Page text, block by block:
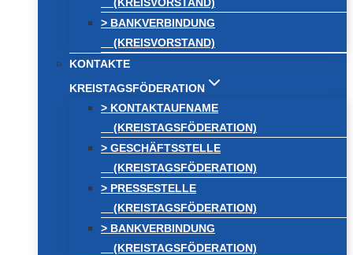
> BANKVERBINDUNG
(KREISVORSTAND)
KONTAKTE
KREISTAGSFÖDERATION
> KONTAKTAUFNAME
(KREISTAGSFÖDERATION)
> GESCHÄFTSSTELLE
(KREISTAGSFÖDERATION)
> PRESSESTELLE
(KREISTAGSFÖDERATION)
> BANKVERBINDUNG
(KREISTAGSFÖDERATION)